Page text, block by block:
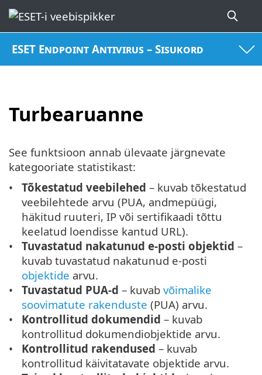
ESET Endpoint Antivirus – Sisukord
Turbearuanne
See funktsioon annab ülevaate järgnevate
kategooriate statistikast:
Tõkestatud veebilehed – kuvab tõkestatud
veebilehtede arvu (PUA, andmepüügi,
häkitud ruuteri, IP või sertifikaadi tõttu
keelatud loendisse kantud URL).
Tuvastatud nakatunud e-posti objektid –
kuvab tuvastatud nakatunud e-posti
objektide arvu.
Tuvastatud PUA-d – kuvabvõimalike
soovimatute rakenduste (PUA) arvu.
Kontrollitud dokumendid – kuvab
kontrollitud dokumendiobjektide arvu.
Kontrollitud rakendused – kuvab
kontrollitud käivitatavate objektide arvu.